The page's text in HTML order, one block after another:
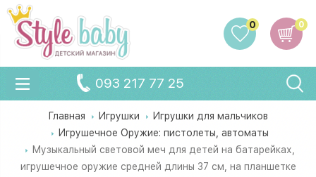
0
0
093 217 77 25
Главная Игрушки
Игрушки для мальчиков
Игрушечное Оружие: пистолеты, автоматы
Музыкальный световой меч для детей на батарейках,
игрушечное оружие средней длины 37 см, на планшетке